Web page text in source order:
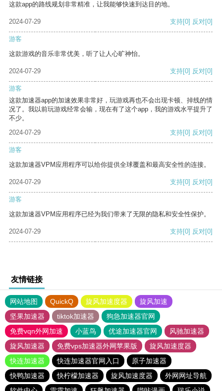
这款app的路线规划非常精准，让我能够快速到达目的地。
2024-07-29 支持[0] 反对[0]
游客
这款游戏的音乐非常优美，听了让人心旷神怡。
2024-07-29 支持[0] 反对[0]
游客
这款加速器app的加速效果非常好，玩游戏再也不会出现卡顿、掉线的情
况了。我以前玩游戏经常会输，现在有了这个app，我的游戏水平提升了
不少。
2024-07-29
支持[0] 反对[0]
游客
这款加速器VPM应用程序可以给你提供全球覆盖和最高安全性的连接。
2024-07-29 支持[0] 反对[0]
游客
这款加速器VPM应用程序已经为我们带来了无限的隐私和安全性保护。
2024-07-29 支持[0] 反对[0]
友情链接
网站地图 QuickQ 旋风加速度器
旋风加速
坚果加速器
tiktok加速器
狗急加速器官网
免费vqn外网加速
小蓝鸟 优途加速器官网
风驰加速器
旋风加速器
免费vps加速器外网苹果版
旋风加速度器
快连加速器
快连加速器官网入口
原子加速器
快鸭加速器
快柠檬加速器 旋风加速度器
外网网址导航